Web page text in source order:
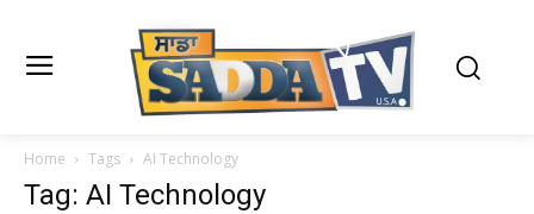
Home Tags AI Technology
Tag: AI Technology